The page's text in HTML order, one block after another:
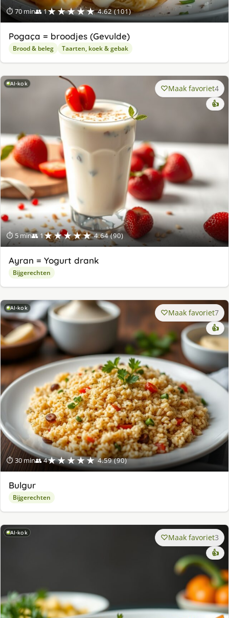
⏱ 70 min👥 1★★★★★ 4.62 (101)
Pogaça = broodjes (Gevulde)
Brood & beleg Taarten, koek & gebak
AI-kok
⏱ 5 min👥 1★★★★★ 4.64 (90)
Maak favoriet4
👍
Ayran = Yogurt drank
Bijgerechten
AI-kok
⏱ 30 min👥 4★★★★★ 4.59 (90)
Maak favoriet7
👍
Bulgur
Bijgerechten
AI-kok Maak favoriet3
👍